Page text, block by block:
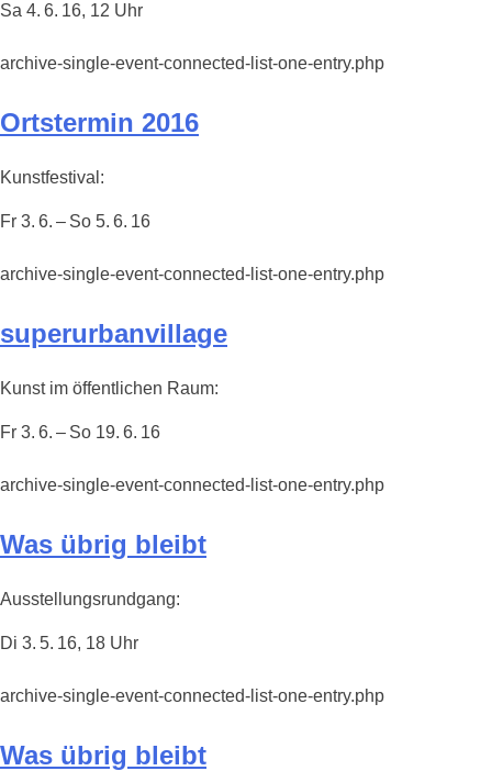
Sa 4. 6. 16, 12 Uhr
archive-single-event-connected-list-one-entry.php
Ortstermin 2016
Kunstfestival:
Fr 3. 6. – So 5. 6. 16
archive-single-event-connected-list-one-entry.php
superurbanvillage
Kunst im öffentlichen Raum:
Fr 3. 6. – So 19. 6. 16
archive-single-event-connected-list-one-entry.php
Was übrig bleibt
Ausstellungsrundgang:
Di 3. 5. 16, 18 Uhr
archive-single-event-connected-list-one-entry.php
Was übrig bleibt